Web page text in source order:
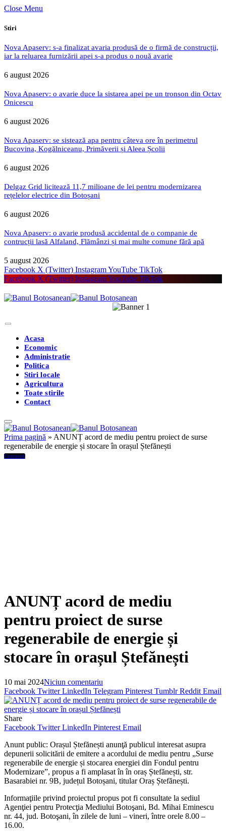
Close Menu
Stiri
Nova Apaserv: s-a finalizat avaria produsă de o firmă de construcții,
iar la reluarea furnizării apei s-a produs o nouă avarie
6 august 2026
Nova Apaserv: o avarie duce la sistarea apei pe un tronson din Octav
Onicescu
6 august 2026
Nova Apaserv: se sistează apa pentru câteva ore în perimetrul
Bucovina, Kogălniceanu, Primăverii și Aleea Școlii
6 august 2026
Delgaz Grid licitează 11,7 milioane de lei pentru modernizarea
rețelelor electrice din Botoșani
6 august 2026
Nova Apaserv: o avarie produsă accidental de o companie de
contrucții lasă Alfaland, Flămânzi și mai multe comune fără apă
5 august 2026
Facebook X (Twitter) InstagramYouTube TikTok
Facebook X (Twitter) InstagramYouTube TikTok
Acasa
Economic
Administratie
Politica
Stiri locale
Agricultura
Toate stirile
Contact
Prima pagină » ANUNȚ acord de mediu pentru proiect de surse
regenerabile de energie și stocare în orașul Ștefănești
Featured
ANUNȚ acord de mediu
pentru proiect de surse
regenerabile de energie și
stocare în orașul Ștefănești
10 mai 2024Niciun comentariu
Facebook Twitter LinkedIn Telegram Pinterest Tumblr Reddit Email
Share
Facebook Twitter LinkedIn Pinterest Email
Anunt public: Orașul Ștefănești anunţă publicul interesat asupra
depunerii solicitării de emitere a acordului de mediu pentru „Surse
regenerabile de energie și stocarea energiei din Fondul pentru
Modernizare”, propus a fi amplasat în în oraș Ștefănești, str.
Basarabiei nr. 9B, județul Botoșani, titular Oraș Ștefănești.
Informaţiile privind proiectul propus pot fi consultate la sediul
Agenţiei pentru Protecţia Mediului Botoşani, Bd. Mihai Eminescu
nr. 44, jud. Botoşani, în zilele de luni – vineri, între orele 8.00 –
16.00.